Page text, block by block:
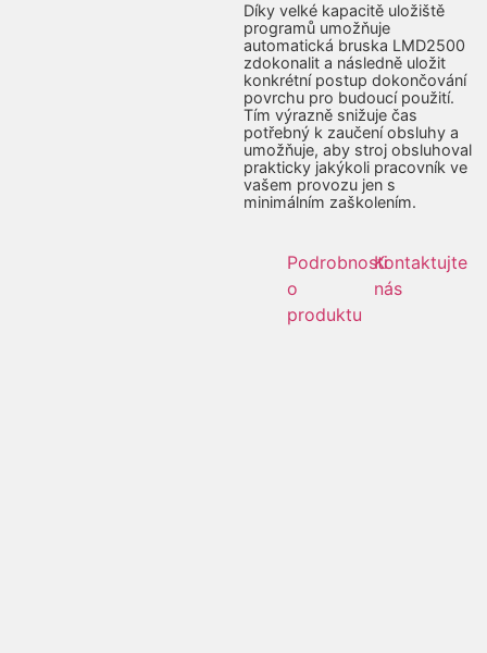
Díky velké kapacitě uložiště
programů umožňuje
automatická bruska LMD2500
zdokonalit a následně uložit
konkrétní postup dokončování
povrchu pro budoucí použití.
Tím výrazně snižuje čas
potřebný k zaučení obsluhy a
umožňuje, aby stroj obsluhoval
prakticky jakýkoli pracovník ve
vašem provozu jen s
minimálním zaškolením.
Podrobnosti
o
produktu
Kontaktujte
nás